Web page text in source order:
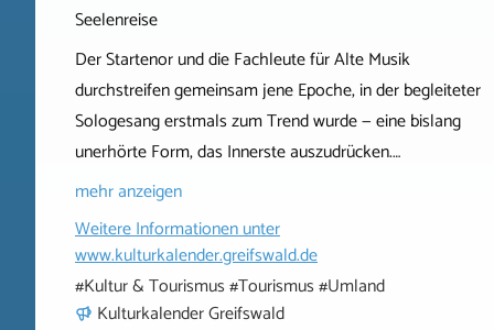
Seelenreise
Der Startenor und die Fachleute für Alte Musik
durchstreifen gemeinsam jene Epoche, in der begleiteter
Sologesang erstmals zum Trend wurde — eine bislang
unerhörte Form, das Innerste auszudrücken.…
mehr anzeigen
Weitere Informationen unter
www.kulturkalender.greifswald.de
#Kultur & Tourismus #Tourismus #Umland
Kulturkalender Greifswald